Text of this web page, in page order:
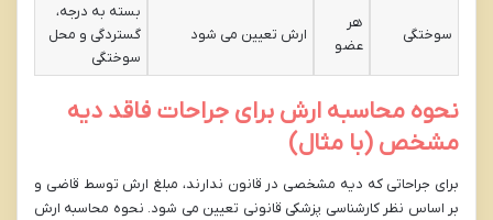
سوختگی
هر
عضو
ارش تعیین می شود
بسته به درجه،
گستردگی و محل
سوختگی
نحوه محاسبه ارش برای جراحات فاقد دیه
مشخص (با مثال)
برای جراحاتی که دیه مشخصی در قانون ندارند، مبلغ ارش توسط قاضی و
بر اساس نظر کارشناسی پزشکی قانونی تعیین می شود. نحوه محاسبه ارش